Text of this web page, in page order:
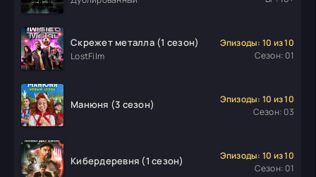
Скрежет металла (1 сезон)
LostFilm
Эпизоды: 10 из 10
Сезон: 01
Манюня (3 сезон)
Эпизоды: 10 из 10
Сезон: 03
Кибердеревня (1 сезон)
Эпизоды: 10 из 10
Сезон: 01